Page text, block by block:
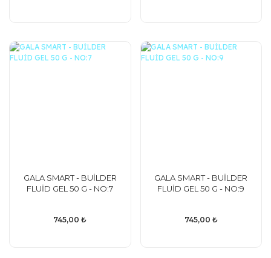
GALA SMART - BUİLDER
FLUİD GEL 50 G - NO:7
745,00 ₺
GALA SMART - BUİLDER
FLUİD GEL 50 G - NO:9
745,00 ₺